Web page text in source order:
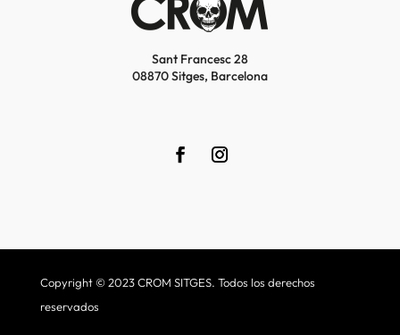
Sant Francesc 28
08870 Sitges, Barcelona
Copyright © 2023 CROM SITGES. Todos los derechos
reservados